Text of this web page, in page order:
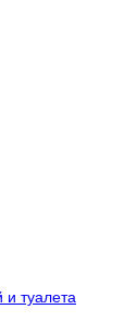
и туалета